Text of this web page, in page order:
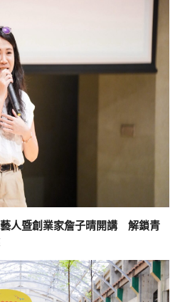
人暨創業家詹子晴開講 解鎖青